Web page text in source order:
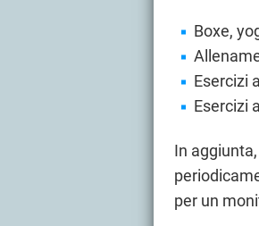
Boxe,
Esercizi
Esercizi
In
per un